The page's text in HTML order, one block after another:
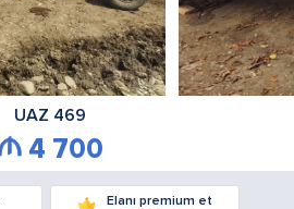
UAZ 469
4 700
Elanı premium et